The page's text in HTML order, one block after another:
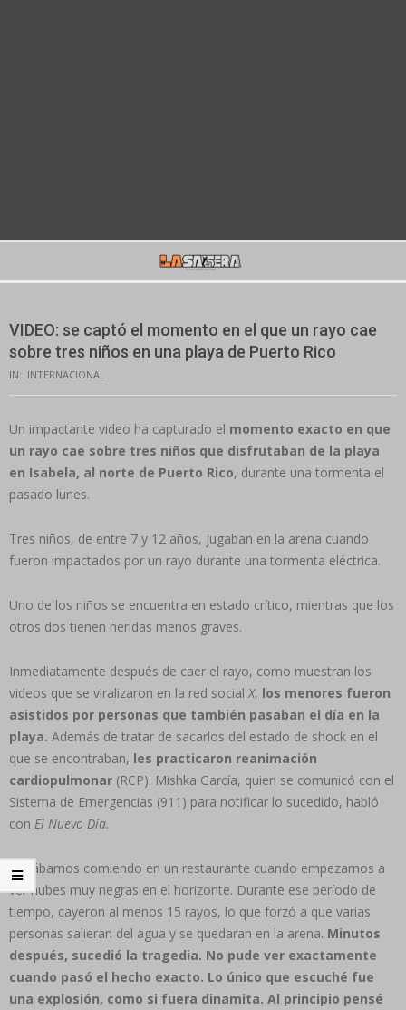
VIDEO: se captó el momento en el que un rayo cae
sobre tres niños en una playa de Puerto Rico
IN: INTERNACIONAL
Un impactante video ha capturado el momento exacto en que
un rayo cae sobre tres niños que disfrutaban de la playa
en Isabela, al norte de Puerto Rico, durante una tormenta el
pasado lunes.
Tres niños, de entre 7 y 12 años, jugaban en la arena cuando
fueron impactados por un rayo durante una tormenta eléctrica.
Uno de los niños se encuentra en estado crítico, mientras que los
otros dos tienen heridas menos graves.
Inmediatamente después de caer el rayo, como muestran los
videos que se viralizaron en la red socialX, los menores fueron
asistidos por personas que también pasaban el día en la
playa. Además de tratar de sacarlos del estado de shock en el
que se encontraban, les practicaron reanimación
cardiopulmonar (RCP). Mishka García, quien se comunicó con el
Sistema de Emergencias (911) para notificar lo sucedido, habló
con El Nuevo Día.
“Estábamos comiendo en un restaurante cuando empezamos a
ver nubes muy negras en el horizonte. Durante ese período de
tiempo, cayeron al menos 15 rayos, lo que forzó a que varias
personas salieran del agua y se quedaran en la arena. Minutos
después, sucedió la tragedia. No pude ver exactamente
cuando pasó el hecho exacto. Lo único que escuché fue
una explosión, como si fuera dinamita. Al principio pensé